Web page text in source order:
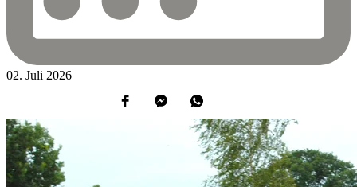
02. Juli 2026